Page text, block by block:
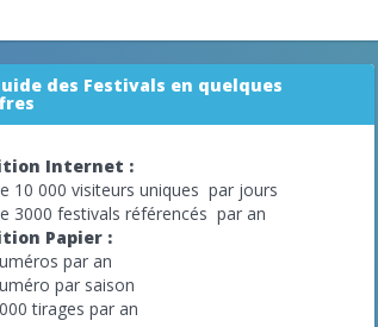
des Festivals en quelques
Internet :
10 000 visiteurs uniques par jours
3000 festivals référencés par an
Papier :
par an
par saison
tirages par an